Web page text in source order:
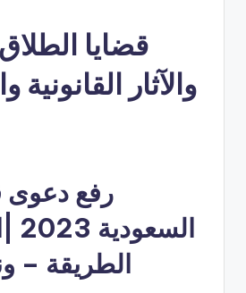
قضايا
والآثار القانونية
رفع دعوى
الطريقة –